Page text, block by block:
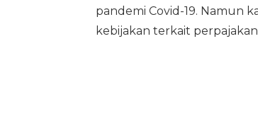
pandemi Covid-19. Namun
kebijakan terkait